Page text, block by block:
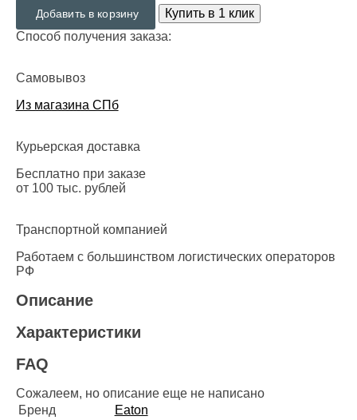
Добавить в корзину
Купить в 1 клик
Способ получения заказа:
Самовывоз
Из магазина СПб
Курьерская доставка
Бесплатно при заказе
от 100 тыс. рублей
Транспортной компанией
Работаем с большинством логистических операторов
РФ
Описание
Характеристики
FAQ
Сожалеем, но описание еще не написано
Бренд
Eaton